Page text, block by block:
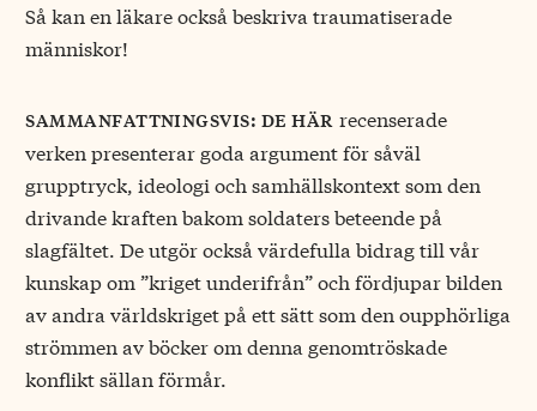
Så kan en läkare också beskriva traumatiserade
människor!
sammanfattningsvis: de här recenserade
verken presenterar goda argument för såväl
grupptryck, ideologi och samhällskontext som den
drivande kraften bakom soldaters beteende på
slagfältet. De utgör också värdefulla bidrag till vår
kunskap om ”kriget underifrån” och fördjupar bilden
av andra världskriget på ett sätt som den oupphörliga
strömmen av böcker om denna genomtröskade
konflikt sällan förmår.